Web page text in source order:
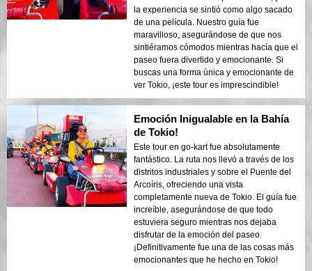
la experiencia se sintió como algo sacado
de una película. Nuestro guía fue
maravilloso, asegurándose de que nos
sintiéramos cómodos mientras hacía que el
paseo fuera divertido y emocionante. Si
buscas una forma única y emocionante de
ver Tokio, ¡este tour es imprescindible!
Emoción Inigualable en la Bahía
de Tokio!
Este tour en go-kart fue absolutamente
fantástico. La ruta nos llevó a través de los
distritos industriales y sobre el Puente del
Arcoíris, ofreciendo una vista
completamente nueva de Tokio. El guía fue
increíble, asegurándose de que todo
estuviera seguro mientras nos dejaba
disfrutar de la emoción del paseo.
¡Definitivamente fue una de las cosas más
emocionantes que he hecho en Tokio!